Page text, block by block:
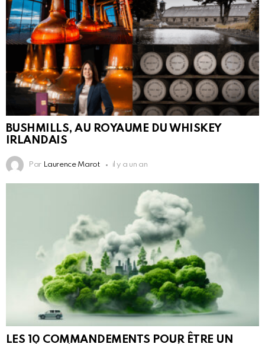
BUSHMILLS, AU ROYAUME DU WHISKEY
IRLANDAIS
Par Laurence Marot il y a un an
LES 10 COMMANDEMENTS POUR ÊTRE UN